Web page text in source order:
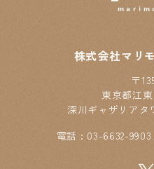
株式会社マリ
〒
東京都江
深川ギャザリアタ
電話 : 03-6632-